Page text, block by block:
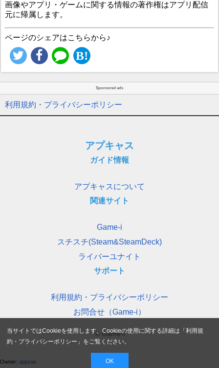
画像やアプリ・ゲームに関する情報の著作権はアプリ配信
元に帰属します。
ページのシェアはこちらから♪
Sponsored ads
利用規約・プライバシーポリシー
アプキャス
ガイド情報
アプキャスについて
関連サイト
Game-i
スチスチ(Steam&SteamDeck)
ライバーユナイト
サポート
利用規約・プライバシーポリシー
お問合せ（Game-i）
© Game-i
Owner: appcas
当サイトではCookieを使用します。Cookieの使用に関する詳細は「利用規
約・プライバシーポリシー 」をご覧ください。
OK